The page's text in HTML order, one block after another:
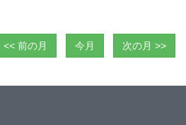
<< 前の月 今月 次の月 >>